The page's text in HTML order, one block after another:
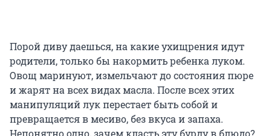
Порой диву даешься, на какие ухищрения идут
родители, только бы накормить ребенка луком.
Овощ маринуют, измельчают до состояния пюре
и жарят на всех видах масла. После всех этих
манипуляций лук перестает быть собой и
превращается в месиво, без вкуса и запаха.
Непонятно одно, зачем класть эту бурду в блюдо?